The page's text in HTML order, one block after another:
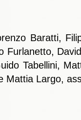
Baratti,
Furlanetto,
Tabellini,
Mattia Largo,